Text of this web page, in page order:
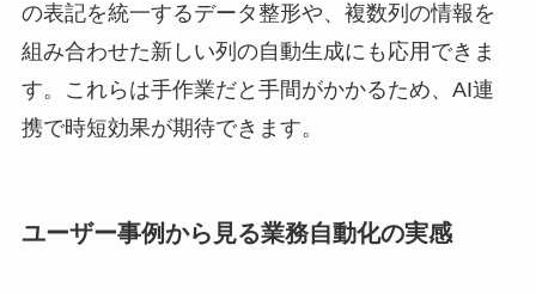
の表記を統一するデータ整形や、複数列の情報を
組み合わせた新しい列の自動生成にも応用できま
す。これらは手作業だと手間がかかるため、AI連
携で時短効果が期待できます。
ユーザー事例から見る業務自動化の実感